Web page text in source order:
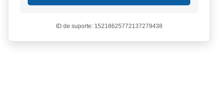
ID de suporte: 15218625772137279438